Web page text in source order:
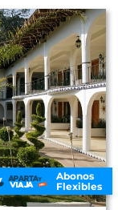
Abonos
Flexibles